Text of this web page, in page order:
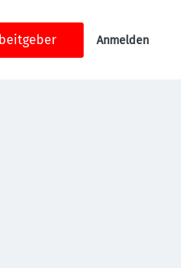
Anmelden